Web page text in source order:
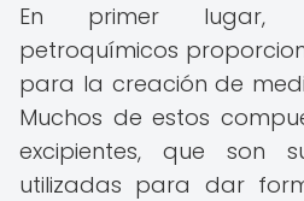
En primer lugar,
petroquímicos
para la creación de
Muchos de estos
excipientes, que son
utilizadas para dar